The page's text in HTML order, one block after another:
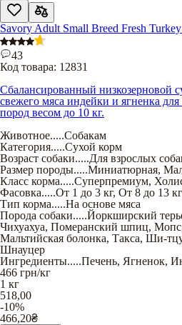
Savory Adult Small Breed Fresh
43
Код товара: 12831
Сбалансированный низкозерновой
свежего мяса индейки и ягненка
пород весом до 10 кг.
Животное.....Собакам
Категория.....Сухой корм
Возраст собаки.....Для взрослых
Размер породы.....Миниатюрная,
Класс корма.....Суперпремиум,
Фасовка.....От 1 до 3 кг, От 8 до 13 кг
Тип корма.....На основе мяса
Порода собаки.....Йоркширский
Чихуахуа, Померанский шпиц, Мопс
Мальтийская болонка, Такса, Ши-тцу
Шнауцер
Ингредиенты.....Печень, Ягненок,
466 грн/кг
1 кг
518,00
-10%
466,20₴